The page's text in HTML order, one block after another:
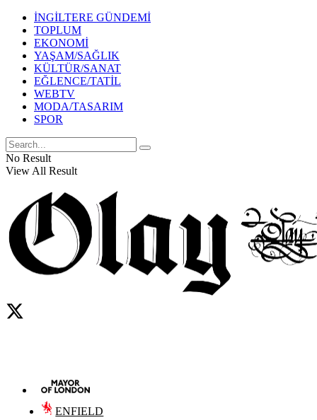
İNGİLTERE GÜNDEMİ
TOPLUM
EKONOMİ
YAŞAM/SAĞLIK
KÜLTÜR/SANAT
EĞLENCE/TATİL
WEBTV
MODA/TASARIM
SPOR
No Result
View All Result
ENFIELD